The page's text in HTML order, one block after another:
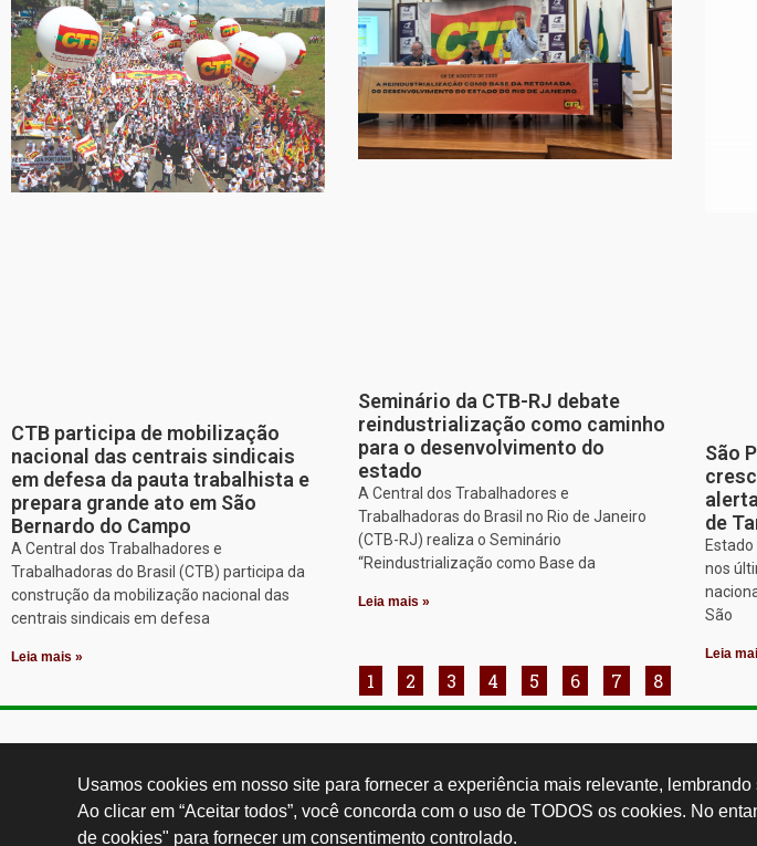
CTB participa de mobilização
nacional das centrais sindicais
em defesa da pauta trabalhista e
prepara grande ato em São
Bernardo do Campo
A Central dos Trabalhadores e
Trabalhadoras do Brasil (CTB) participa da
construção da mobilização nacional das
centrais sindicais em defesa
Leia mais »
Seminário da CTB-RJ debate
reindustrialização como caminho
para o desenvolvimento do
estado
A Central dos Trabalhadores e
Trabalhadoras do Brasil no Rio de Janeiro
(CTB-RJ) realiza o Seminário
“Reindustrialização como Base da
Leia mais »
São
de
nos
São
Leia
1 2 3 4 5 6 7 8
Usamos cookies em nosso site para fornecer a experiência mais relevante,
Ao clicar em “Aceitar todos”, você concorda com o uso de TODOS os cookies. No
de cookies" para fornecer um consentimento controlado.